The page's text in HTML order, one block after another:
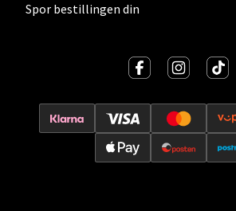
Spor bestillingen din
Vitaminveien 7 - 9, 0485 Oslo
0 i butikk